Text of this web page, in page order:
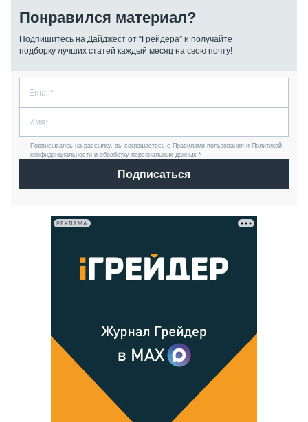
Понравился материал?
Подпишитесь на Дайджест от “Грейдера” и получайте
подборку лучших статей каждый месяц на свою почту!
Подписываясь на рассылку, вы соглашаетесь с Правилами пользования и Политикой
конфиденциальности и обработку персональных данных *
Подписаться
РЕКЛАМА